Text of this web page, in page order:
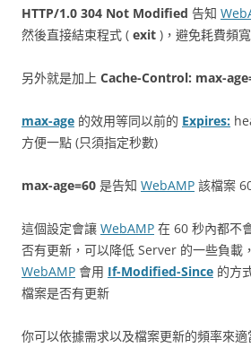
HTTP/1.0 304 Not Modified 告知
然後直接結束程式 ( exit )，避免耗費頻寬
另外就是加上 Cache-Control: max-
max-age 的效用等同以前的 Expires:
方便一點 (只須指定秒數)
max-age=60 是告知 WebAMP 該檔案
這個設定會讓 WebAMP 在 60 秒內都不
否有更新，可以降低 Server 的一些負載
WebAMP 會用 If-Modified-Since 的方
檔案是否有更新
你可以依據需求以及檔案更新的頻率來